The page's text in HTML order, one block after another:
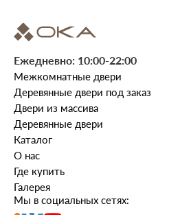
Ежедневно: 10:00-22:00
Межкомнатные двери
Деревянные двери под заказ
Двери из массива
Деревянные двери
Каталог
О нас
Где купить
Галерея
Мы в социальных сетях: